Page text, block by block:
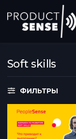
Soft skills
ФИЛЬТРЫ